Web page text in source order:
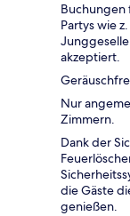
Partys wie
akzeptiert.
Nur
Zimmern.
Dank der
die Gäste
genießen.